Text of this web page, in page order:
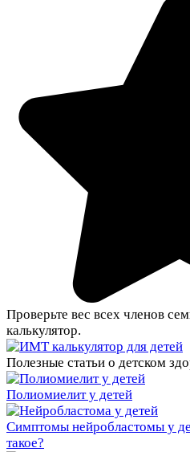
Проверьте вес всех членов
калькулятор.
Полезные статьи о детском
Полиомиелит у детей
Симптомы нейробластомы у
такое?